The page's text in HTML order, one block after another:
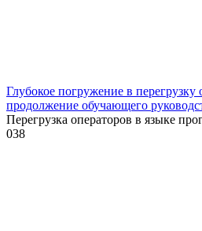
Глубокое погружение в
продолжение обучающего
Перегрузка операторов в языке
038